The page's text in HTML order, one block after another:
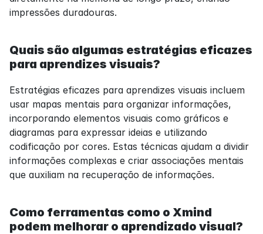
impressões duradouras.
Quais são algumas estratégias eficazes
para aprendizes visuais?
Estratégias eficazes para aprendizes visuais incluem
usar mapas mentais para organizar informações,
incorporando elementos visuais como gráficos e
diagramas para expressar ideias e utilizando
codificação por cores. Estas técnicas ajudam a dividir
informações complexas e criar associações mentais
que auxiliam na recuperação de informações.
Como ferramentas como o Xmind
podem melhorar o aprendizado visual?